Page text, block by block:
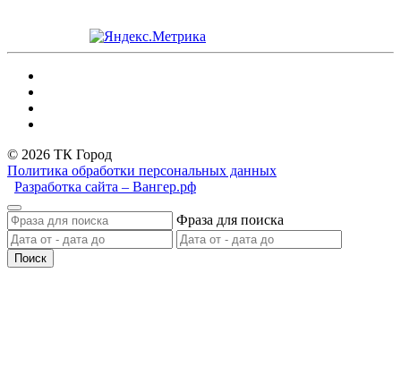
© 2026 ТК Город
Политика обработки персональных данных
Разработка сайта – Вангер.рф
Фраза для поиска
Поиск